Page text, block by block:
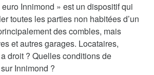
euro Innimond » est un dispositif qui
toutes les parties non habitées d’un
des combles, mais
et autres garages. Locataires,
droit ? Quelles conditions de
Innimond ?